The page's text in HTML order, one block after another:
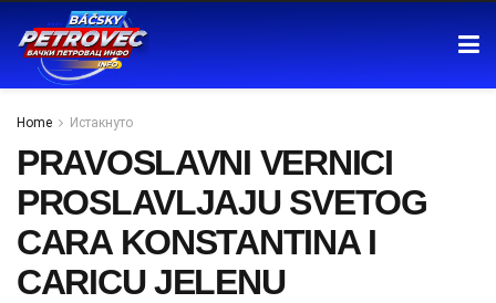
Home Истакнуто
PRAVOSLAVNI VERNICI
PROSLAVLJAJU SVETOG
CARA KONSTANTINA I
CARICU JELENU